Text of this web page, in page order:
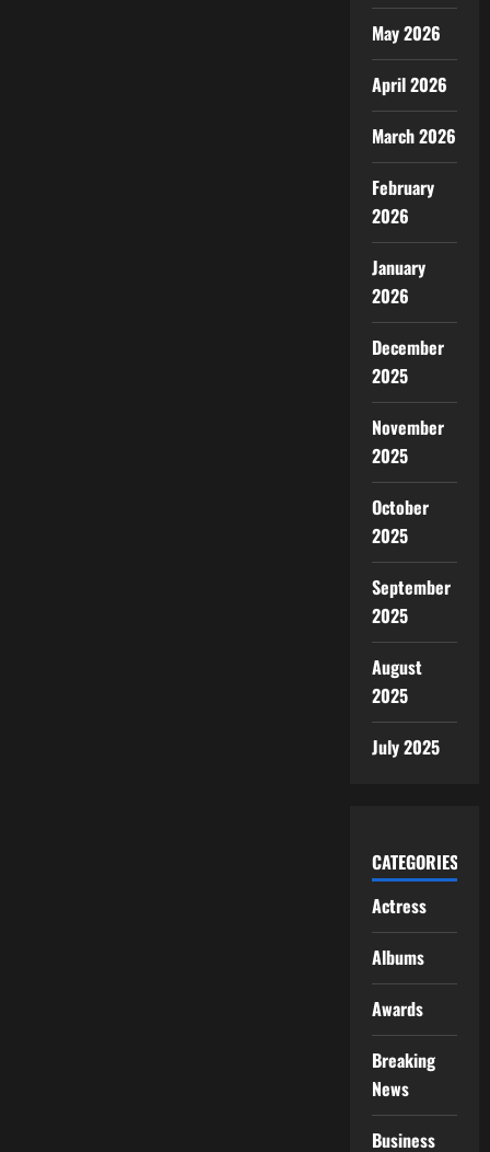
May 2026
April 2026
March 2026
February
2026
January
2026
December
2025
November
2025
October
2025
September
2025
August
2025
July 2025
CATEGORIES
Actress
Albums
Awards
Breaking
News
Business